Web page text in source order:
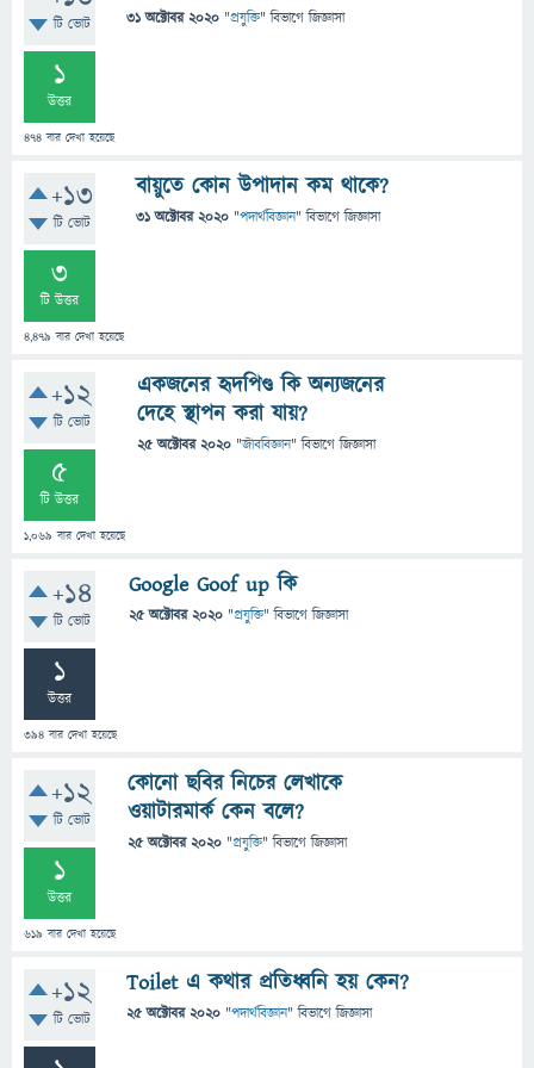
টি ভোট
1
উত্তর
474 বার দেখা হয়েছে
31 অক্টোবর 2020 "প্রযুক্তি" বিভাগে জিজ্ঞাসা
+13
টি ভোট
3
টি উত্তর
4,479 বার দেখা হয়েছে
বায়ুতে কোন উপাদান কম থাকে?
31 অক্টোবর 2020 "পদার্থবিজ্ঞান" বিভাগে জিজ্ঞাসা
+12
টি ভোট
5
টি উত্তর
1,069 বার দেখা হয়েছে
একজনের হৃদপিণ্ড কি অন্যজনের
দেহে স্থাপন করা যায়?
25 অক্টোবর 2020 "জীববিজ্ঞান" বিভাগে জিজ্ঞাসা
+14
টি ভোট
1
উত্তর
394 বার দেখা হয়েছে
Google Goof up কি
25 অক্টোবর 2020 "প্রযুক্তি" বিভাগে জিজ্ঞাসা
+12
টি ভোট
1
উত্তর
619 বার দেখা হয়েছে
কোনো ছবির নিচের লেখাকে
ওয়াটারমার্ক কেন বলে?
25 অক্টোবর 2020 "প্রযুক্তি" বিভাগে জিজ্ঞাসা
+12
টি ভোট
Toilet এ কথার প্রতিধ্বনি হয় কেন?
25 অক্টোবর 2020 "পদার্থবিজ্ঞান" বিভাগে জিজ্ঞাসা